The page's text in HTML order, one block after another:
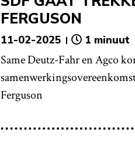
FERGUSON
11-02-2025 1 minuut
Same Deutz-Fahr en Agco
Ferguson